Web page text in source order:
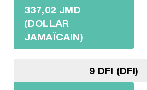
337,02 JMD
(DOLLAR
JAMAÏCAIN)
9 DFI (DFI)